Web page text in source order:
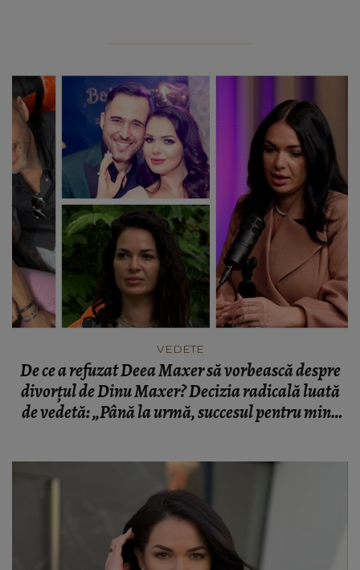
VEDETE
De ce a refuzat Deea Maxer să vorbească despre
divorțul de Dinu Maxer? Decizia radicală luată
de vedetă: „Până la urmă, succesul pentru mine